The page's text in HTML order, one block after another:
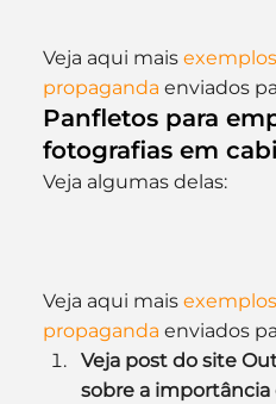
Veja aqui mais
propaganda enviados
Panfletos para
fotografias em
Veja algumas delas:
Veja aqui mais
propaganda enviados
Veja post do site
sobre a importância